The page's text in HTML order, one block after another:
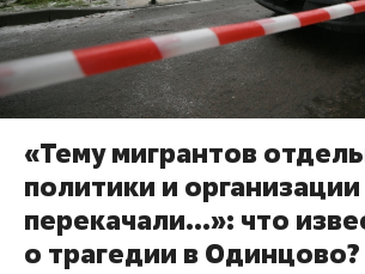
«Тему мигрантов
политики и организации
перекачали…»: что
о трагедии в Одинцово?